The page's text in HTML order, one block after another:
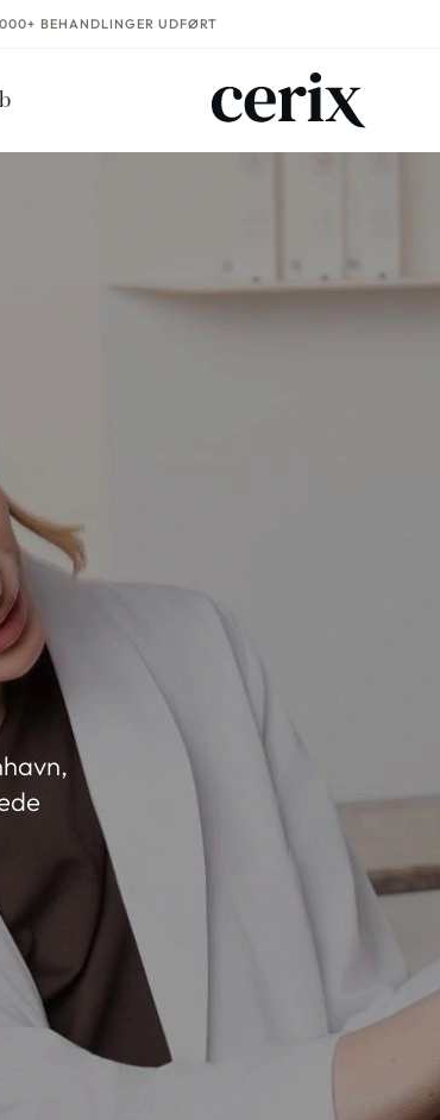
BEHANDLINGER UDFØRT